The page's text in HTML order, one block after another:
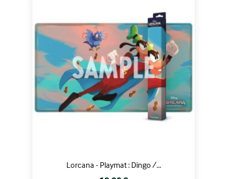
Lorcana - Playmat : Dingo /...